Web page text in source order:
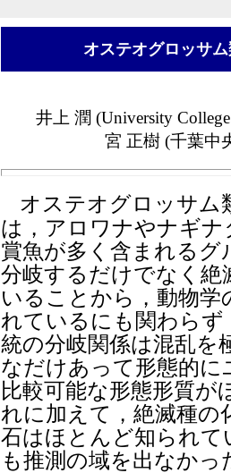
オステオグロッサ
井上 潤 (University
宮 正樹 (千葉中
オステオグロッサム
は，アロワナやナギ
賞魚が多く含まれるグ
分岐するだけでなく絶
いることから，動物学
れているにも関わら
統の分岐関係は混乱を
なだけあって形態的
比較可能な形態形質
れに加えて，絶滅種の
石はほとんど知られ
も推測の域を出なかっ